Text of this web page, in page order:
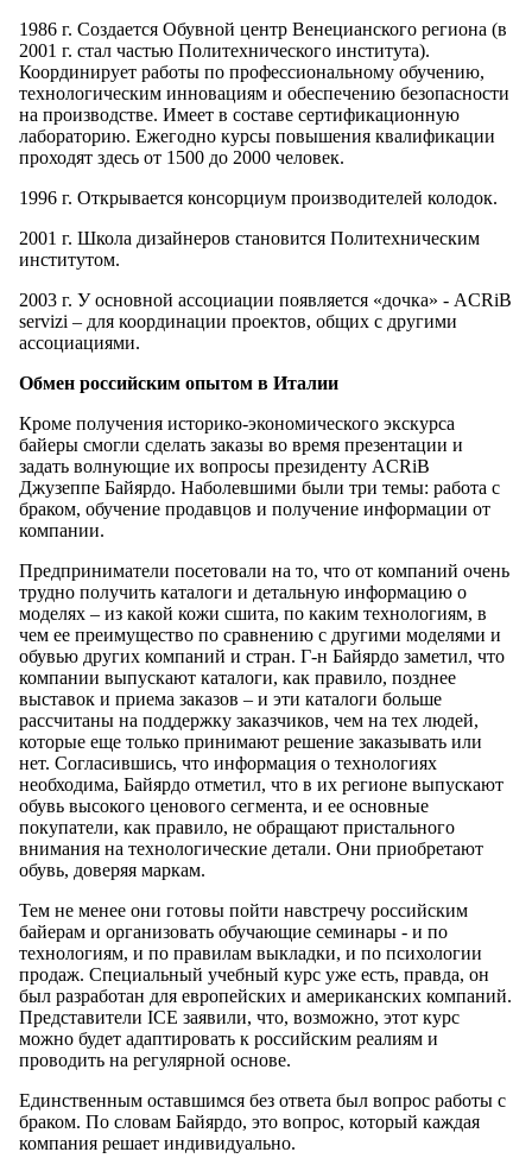
1986 г. Создается Обувной центр Венецианского региона (в
2001 г. стал частью Политехнического института).
Координирует работы по профессиональному обучению,
технологическим инновациям и обеспечению безопасности
на производстве. Имеет в составе сертификационную
лабораторию. Ежегодно курсы повышения квалификации
проходят здесь от 1500 до 2000 человек.
1996 г. Открывается консорциум производителей колодок.
2001 г. Школа дизайнеров становится Политехническим
институтом.
2003 г. У основной ассоциации появляется «дочка» - ACRiB
servizi – для координации проектов, общих с другими
ассоциациями.
Обмен российским опытом в Италии
Кроме получения историко-экономического экскурса
байеры смогли сделать заказы во время презентации и
задать волнующие их вопросы президенту ACRiB
Джузеппе Байярдо. Наболевшими были три темы: работа с
браком, обучение продавцов и получение информации от
компании.
Предприниматели посетовали на то, что от компаний очень
трудно получить каталоги и детальную информацию о
моделях – из какой кожи сшита, по каким технологиям, в
чем ее преимущество по сравнению с другими моделями и
обувью других компаний и стран. Г-н Байярдо заметил, что
компании выпускают каталоги, как правило, позднее
выставок и приема заказов – и эти каталоги больше
рассчитаны на поддержку заказчиков, чем на тех людей,
которые еще только принимают решение заказывать или
нет. Согласившись, что информация о технологиях
необходима, Байярдо отметил, что в их регионе выпускают
обувь высокого ценового сегмента, и ее основные
покупатели, как правило, не обращают пристального
внимания на технологические детали. Они приобретают
обувь, доверяя маркам.
Тем не менее они готовы пойти навстречу российским
байерам и организовать обучающие семинары - и по
технологиям, и по правилам выкладки, и по психологии
продаж. Специальный учебный курс уже есть, правда, он
был разработан для европейских и американских компаний.
Представители ICE заявили, что, возможно, этот курс
можно будет адаптировать к российским реалиям и
проводить на регулярной основе.
Единственным оставшимся без ответа был вопрос работы с
браком. По словам Байярдо, это вопрос, который каждая
компания решает индивидуально.